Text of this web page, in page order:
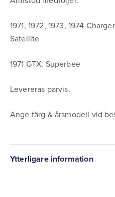
1971, 1972, 1973, 1974
Satellite
1971 GTX, Superbee
Levereras parvis.
Ange färg & årsmodell vid
Ytterligare information